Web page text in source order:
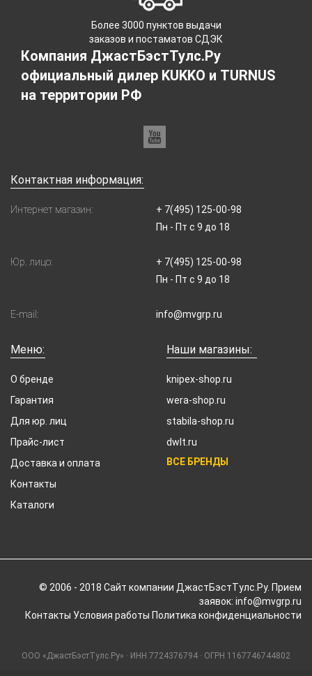
Более 3000 пунктов выдачи
заказов и постаматов СДЭК
Компания ДжастБэстТулс.Ру
официальный дилер KUKKO и TURNUS
на территории РФ
Контактная информация:
Интернет магазин:
+ 7(495) 125-00-98
Пн - Пт с 9 до 18
Юр. лицо:
+ 7(495) 125-00-98
Пн - Пт с 9 до 18
E-mail: info@mvgrp.ru
Меню:
О бренде
Гарантия
Для юр. лиц
Прайс-лист
Доставка и оплата
Контакты
Каталоги
Наши магазины:
knipex-shop.ru
wera-shop.ru
stabila-shop.ru
dwlt.ru
ВСЕ БРЕНДЫ
© 2006 - 2018 Cайт компании ДжастБэстТулс.Ру. Прием
заявок: info@mvgrp.ru
Контакты Условия работы Политика конфиденциальности
ООО «ДжастБэстТулс.Ру» · ИНН 7724376794 · ОГРН 1167746744802